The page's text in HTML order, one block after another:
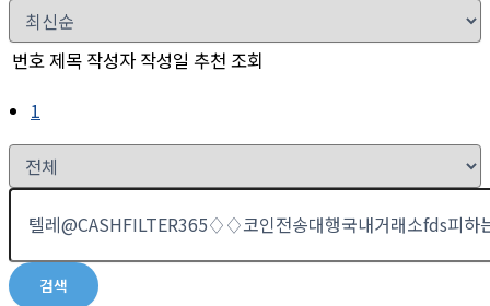
번호제목 작성자 작성일 추천 조회
1
검색